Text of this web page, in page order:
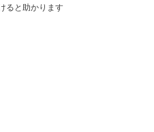
ると助かります